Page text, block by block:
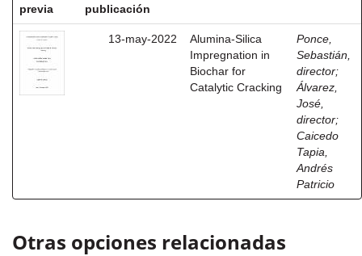
previa
publicación
13-may-2022
Alumina-Silica
Impregnation in
Biochar for
Catalytic Cracking
Ponce,
Sebastián,
director;
Álvarez,
José,
director;
Caicedo
Tapia,
Andrés
Patricio
Otras opciones relacionadas